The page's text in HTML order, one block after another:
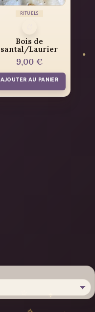
RITUELS
Bois de
santal/Laurier
9,00 €
AJOUTER AU PANIER